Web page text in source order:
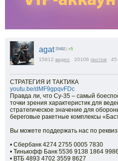
agat 25482 +5
15612 видео 20106 постов 45
СТРАТЕГИЯ И ТАКТИКА
youtu.be/dMF9gpqvFDc
Правда ли, что Су-35 – самый
точки зрения характеристик для
стратегическое значение для
береговые ракетные комплексы
Вы можете поддержать нас по
• Сбербанк 4274 2755 0005 7830
• Тинькофф Банк 5536 9138 1864 9986
• ВТБ 4893 4702 3559 8627